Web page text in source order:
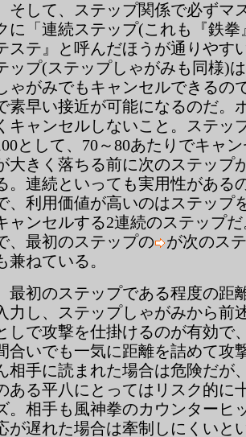
そして、ステップ関係で必ずマ
に「連続ステップ(これも『鉄
ステ』と呼んだほうが通りやす
ップ(ステップしゃがみも同様)
ゃがみでもキャンセルできるの
素早い接近が可能になるのだ。
キャンセルしないこと。ステッ
として、70～80あたりでキャ
大きく落ちる前に次のステップ
。連続といっても実用性がある
、利用価値が高いのはステップ
ャンセルする2連続のステップ
、最初のステップの
が次のス
兼ねている。
最初のステップである程度の距
力し、ステップしゃがみから前
しで攻撃を仕掛けるのが有効で
合いでも一気に距離を詰めて攻
相手に読まれた場合は危険だが
ある平八にとってはリスク的に
。相手も風神拳のカウンターヒ
が遅れた場合は牽制しにくいと